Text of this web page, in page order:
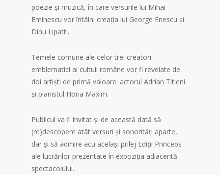
poezie și muzică, în care versurile lui Mihai
Eminescu vor întâlni creația lui George Enescu și
Dinu Lipatti.
Temele comune ale celor trei creatori
emblematici ai cultuii române vor fi revelate de
doi artiști de primă valoare: actorul Adrian Titieni
și pianistul Horia Maxim.
Publicul va fi invitat și de această dată să
(re)descopere atât versuri și sonorități aparte,
dar și să admire acu același prilej Ediții Princeps
ale lucrărilor prezentate în expoziția adiacentă
spectacolului.